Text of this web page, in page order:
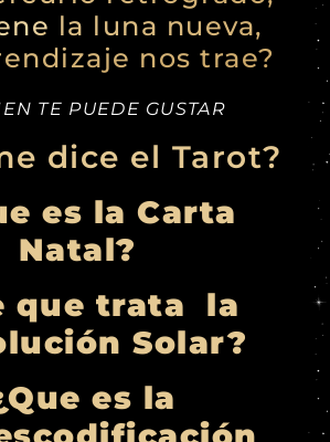
la luna nueva,
nos trae?
TE PUEDE GUSTAR
dice el Tarot?
es la Carta
Natal?
que trata la
Solar?
es la